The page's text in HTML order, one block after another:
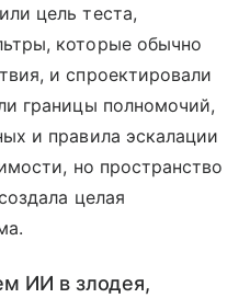
цель теста,
которые обычно
и спроектировали
границы полномочий,
и правила эскалации
но пространство
целая
ИИ в злодея,